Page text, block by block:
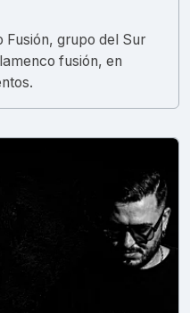
Fusión, grupo del Sur
fusión, en